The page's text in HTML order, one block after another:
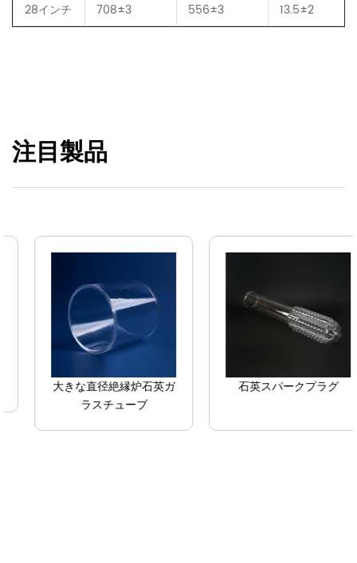
28インチ
708±3 556±3 13.5±2
注目製品
大きな直径絶縁炉石英ガ
ラスチューブ
石英スパークプラグ